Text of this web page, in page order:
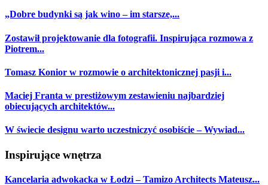
„Dobre budynki są jak wino – im starsze,...
Zostawił projektowanie dla fotografii. Inspirująca rozmowa z
Piotrem...
Tomasz Konior w rozmowie o architektonicznej pasji i...
Maciej Franta w prestiżowym zestawieniu najbardziej
obiecujących architektów...
W świecie designu warto uczestniczyć osobiście – Wywiad...
Inspirujące wnętrza
Kancelaria adwokacka w Łodzi – Tamizo Architects Mateusz...